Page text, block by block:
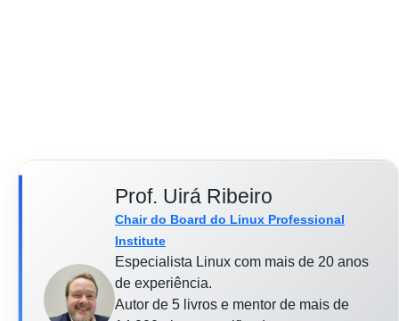
Prof. Uirá Ribeiro
Chair do Board do Linux Professional
Institute
Especialista Linux com mais de 20 anos
de experiência.
Autor de 5 livros e mentor de mais de